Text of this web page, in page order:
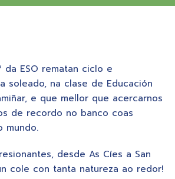
da ESO rematan ciclo e
soleado, na clase de Educación
e que mellor que acercarnos
de recordo no banco coas
mundo.
desde As Cíes a San
cole con tanta natureza ao redor!